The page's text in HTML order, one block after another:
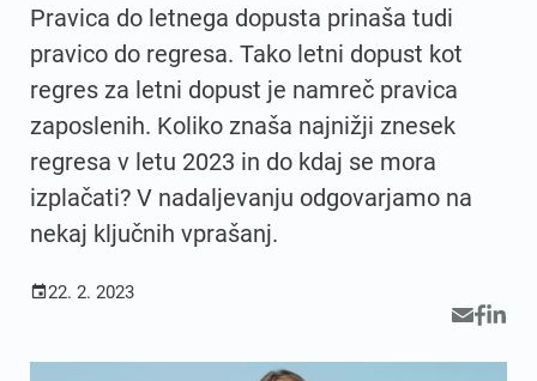
Pravica do letnega dopusta prinaša tudi
pravico do regresa. Tako letni dopust kot
regres za letni dopust je namreč pravica
zaposlenih. Koliko znaša najnižji znesek
regresa v letu 2023 in do kdaj se mora
izplačati? V nadaljevanju odgovarjamo na
nekaj ključnih vprašanj.
22. 2. 2023